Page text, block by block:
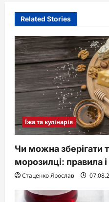
Related Stories
Їжа та кулінарія
Чи можна зберігати
морозилці: правила
Стаценко Ярослав